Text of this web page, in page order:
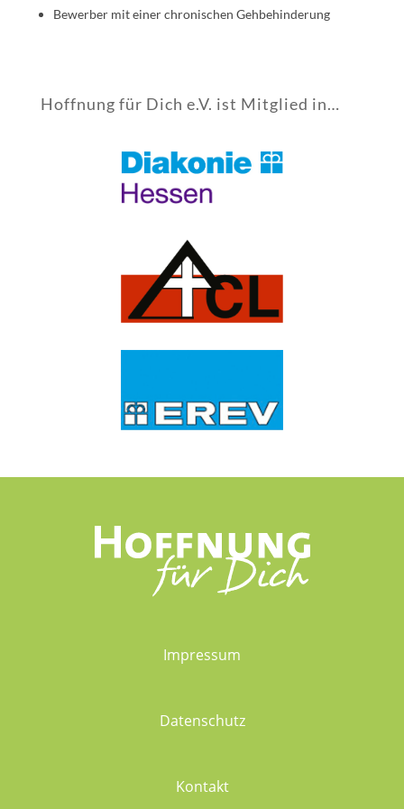
Bewerber mit einer chronischen Gehbehinderung
Hoffnung für Dich e.V. ist Mitglied in…
Impressum
Datenschutz
Kontakt